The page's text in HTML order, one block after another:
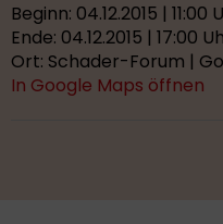
Beginn: 04.12.2015 | 11:00
Ende: 04.12.2015 | 17:00
Ort: Schader-Forum |
In Google Maps öffnen